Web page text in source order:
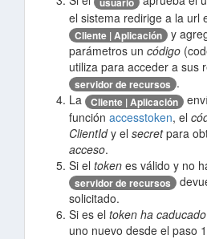
el sistema redirige a la url
Cliente | Aplicación
y
parámetros un código
utiliza para acceder a sus
servidor de recursos .
La
Cliente | Aplicación
función accesstoken, el
ClientIdy el secretpara
acceso.
Si el token es válido y no
servidor de recursos
solicitado.
Si es el token ha caducado
uno nuevo desde el paso